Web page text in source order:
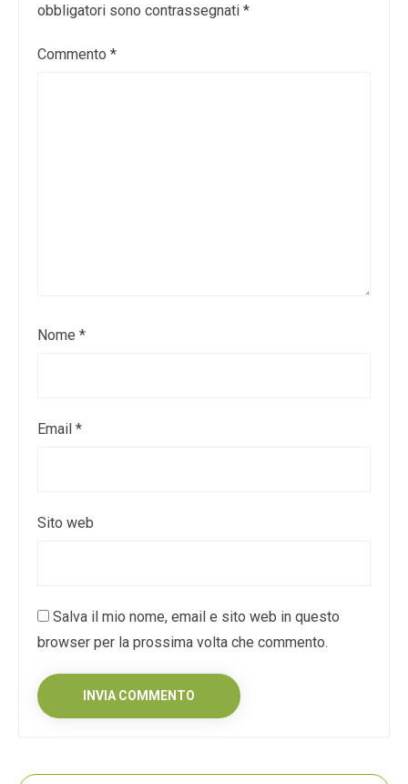
obbligatori sono contrassegnati *
Commento *
Nome *
Email *
Sito web
Salva il mio nome, email e sito web in questo
browser per la prossima volta che commento.